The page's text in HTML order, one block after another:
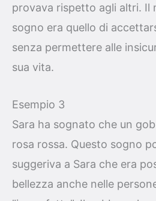
provava rispetto agli altri. Il
sogno era quello di
senza permettere alle
sua vita.
Esempio 3
Sara ha sognato che un
rosa rossa. Questo sogno
suggeriva a Sara che era
bellezza anche nelle